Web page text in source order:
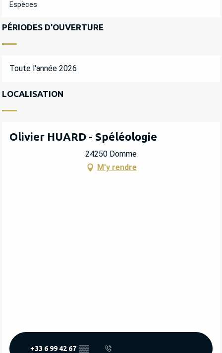
Espèces
PÉRIODES D'OUVERTURE
Toute l'année 2026
LOCALISATION
Olivier HUARD - Spéléologie
24250 Domme
M'y rendre
+33 6 99 42 67 ▒▒